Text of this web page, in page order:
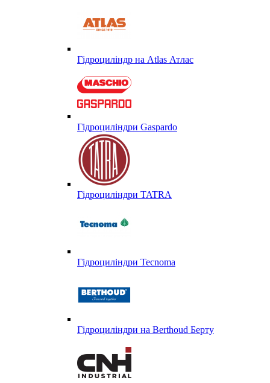
Гідроциліндр на Atlas Атлас
Гідроциліндри Gaspardo
Гідроциліндри TATRA
Гідроциліндри Tecnoma
Гідроциліндри на Berthoud Берту